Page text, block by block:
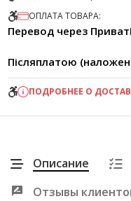
ОПЛАТА ТОВАРА:
Перевод через
Післяплатою
ПОДРОБНЕЕ О
Описание
Отзывы